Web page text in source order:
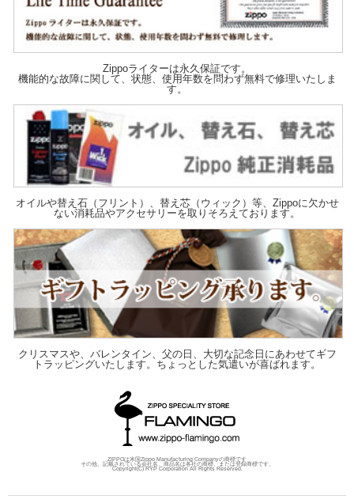
Zippoライターは永久保証です。
機能的な故障に関して、状態、使用年数を問わず無料で修理いたしま
す。
オイルや替え石（フリント）、替え芯（ウィック）等、Zippoに欠かせ
ない消耗品やアクセサリーを取りそろえております。
クリスマスや、バレンタイン、父の日、大切な記念日にあわせてギフ
トラッピングいたします。ちょっとした気遣いが喜ばれます。
ZIPPOは米国Zippo Manufacturing Companyの商標です
その他、記載されている会社名、商品名は各社の商標、または登録商標です。
Copyright(C) RYP Corporation All Rights Reserved.